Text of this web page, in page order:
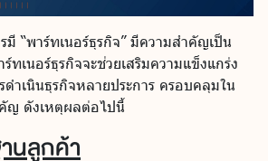
มี “พาร์ทเนอร์ธุรกิจ” มีความสำคัญเป็น
ทเนอร์ธุรกิจจะช่วยเสริมความแข็งแกร่ง
ดำเนินธุรกิจหลายประการ ครอบคลุมใน
ญ ดังเหตุผลต่อไปนี้
นลูกค้า